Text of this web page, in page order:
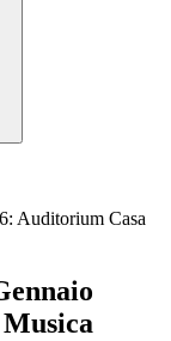
Auditorium Casa